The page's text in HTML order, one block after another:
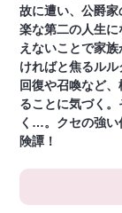
故に遭い、公爵家
楽な第二の人生
えないことで家
ければと焦るル
回復や召喚など
ることに気づく
く…。クセの強い
険譚！